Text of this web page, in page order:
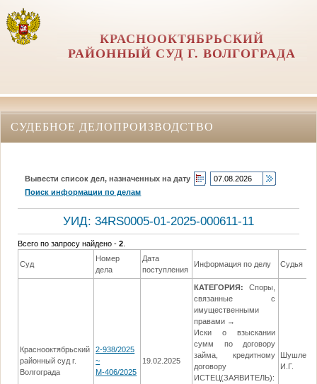
КРАСНООКТЯБРЬСКИЙ
РАЙОННЫЙ СУД Г. ВОЛГОГРАДА
СУДЕБНОЕ ДЕЛОПРОИЗВОДСТВО
Вывести список дел, назначенных на дату
Поиск информации по делам
УИД: 34RS0005-01-2025-000611-11
Всего по запросу найдено -2
Суд
Номер
дела
Дата
поступления
Информация по делу Судья
Краснооктябрьский
районный суд г.
Волгограда
2-938/2025
~
М-406/2025
19.02.2025
КАТЕГОРИЯ:
Споры,
связанные с
имущественными
правами →
Иски о взыскании
сумм по договору
займа, кредитному
договору
ИСТЕЦ(ЗАЯВИТЕЛЬ):
И.Г.